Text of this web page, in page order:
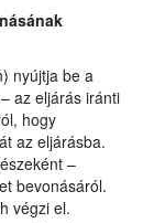
nyújtja be a
az eljárás iránti
hogy
az eljárásba.
–
bevonásáról.
végzi el.